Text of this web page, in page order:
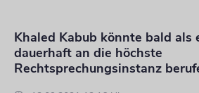
Khaled Kabub könnte bald als
dauerhaft an die höchste
Rechtsprechungsinstanz